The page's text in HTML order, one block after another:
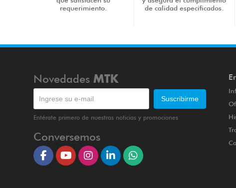
requerimiento.
de calidad especificados.
Novedades MTK
Entérate primero de nuestras noticias y promociones
Conversemos